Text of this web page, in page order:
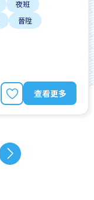
夜班
晉陞
查看更多